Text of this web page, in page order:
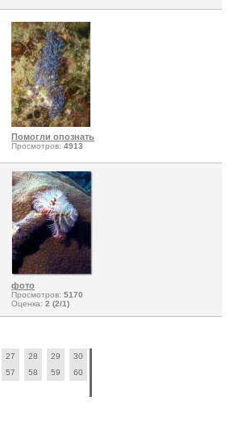
Помогли опознать
Просмотров: 4913
фото
Просмотров: 5170
Оценка: 2 (2/1)
27 28 29
30
57 58 59
60